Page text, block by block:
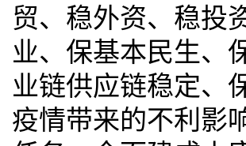
贸、稳外资、稳投
业、保基本民生、
业链供应链稳定、
疫情带来的不利影